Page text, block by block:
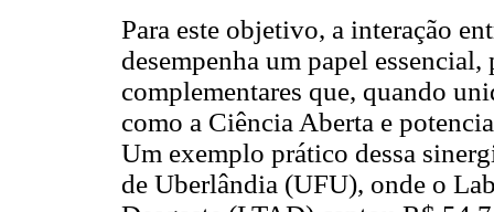
Para este objetivo, a interação
desempenha um papel
complementares que, quando
como a Ciência Aberta e
Um exemplo prático dessa
de Uberlândia (UFU), onde o